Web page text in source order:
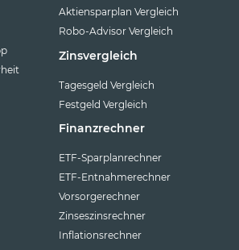
Aktiensparplan Vergleich
Robo-Advisor Vergleich
Zinsvergleich
Tagesgeld Vergleich
Festgeld Vergleich
Finanzrechner
ETF-Sparplanrechner
ETF-Entnahmerechner
Vorsorgerechner
Zinseszinsrechner
Inflationsrechner